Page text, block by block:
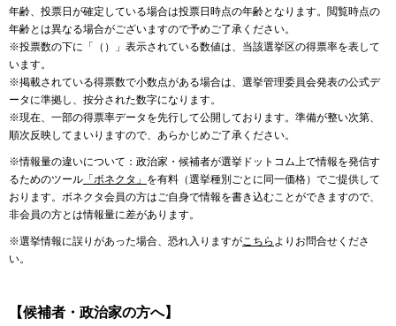
年齢、投票日が確定している場合は投票日時点の年齢となります。閲覧時点の
年齢とは異なる場合がございますので予めご了承ください。
※投票数の下に「（）」表示されている数値は、当該選挙区の得票率を表して
います。
※掲載されている得票数で小数点がある場合は、選挙管理委員会発表の公式デ
ータに準拠し、按分された数字になります。
※現在、一部の得票率データを先行して公開しております。準備が整い次第、
順次反映してまいりますので、あらかじめご了承ください。
※情報量の違いについて：政治家・候補者が選挙ドットコム上で情報を発信す
るためのツール 「ボネクタ」 を有料（選挙種別ごとに同一価格）でご提供して
おります。ボネクタ会員の方はご自身で情報を書き込むことができますので、
非会員の方とは情報量に差があります。
※選挙情報に誤りがあった場合、恐れ入りますがこちら よりお問合せくださ
い。
【候補者・政治家の方へ】